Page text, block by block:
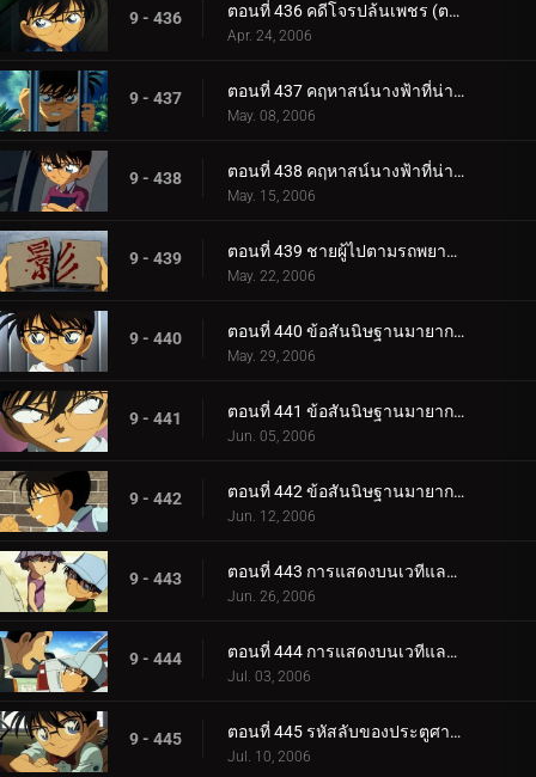
9 - 436 ตอนที่ 436 คดีโจรปล้นเพชร (ตอนจบ)
Apr. 24, 2006
9 - 437 ตอนที่ 437 คฤหาสน์นางฟ้าที่น่าพิศวง (ตอนแรก)
May. 08, 2006
9 - 438 ตอนที่ 438 คฤหาสน์นางฟ้าที่น่าพิศวง (ตอนจบ)
May. 15, 2006
9 - 439 ตอนที่ 439 ชายผู้ไปตามรถพยาบาล
May. 22, 2006
9 - 440 ตอนที่ 440 ข้อสันนิษฐานมายากลของโคนันและเฮจิ (ภาควางกับดัก)
May. 29, 2006
9 - 441 ตอนที่ 441 ข้อสันนิษฐานมายากลของโคนันและเฮจิ (ภาคคฤหาสน์)
Jun. 05, 2006
9 - 442 ตอนที่ 442 ข้อสันนิษฐานมายากลของโคนันและเฮจิ (ภาคไขปริศนา)
Jun. 12, 2006
9 - 443 ตอนที่ 443 การแสดงบนเวทีและการลักพาตัว (ตอนแรก)
Jun. 26, 2006
9 - 444 ตอนที่ 444 การแสดงบนเวทีและการลักพาตัว (ตอนจบ)
Jul. 03, 2006
9 - 445 ตอนที่ 445 รหัสลับของประตูศาลเจ้า (ตอนแรก)
Jul. 10, 2006